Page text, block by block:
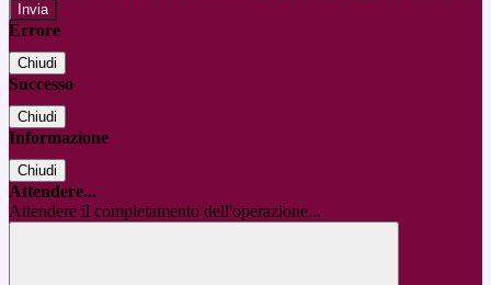
Errore
Chiudi
Successo
Chiudi
Informazione
Chiudi
Attendere...
Attendere il completamento dell'operazione...